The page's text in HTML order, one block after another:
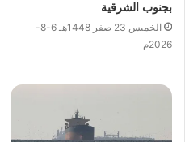
بجنوب الشرقية
الخميس 23 صفر 1448هـ 6-8-
2026م